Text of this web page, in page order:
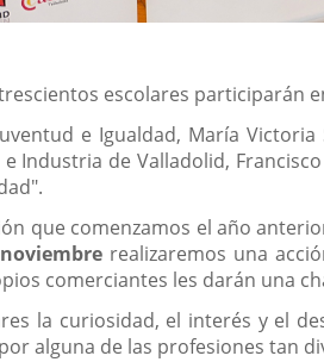
escolares participarán
e Igualdad, María
Industria de Valladolid,
que comenzamos el año
realizaremos una
comerciantes les darán una
la curiosidad, el interés y el
alguna de las profesiones tan